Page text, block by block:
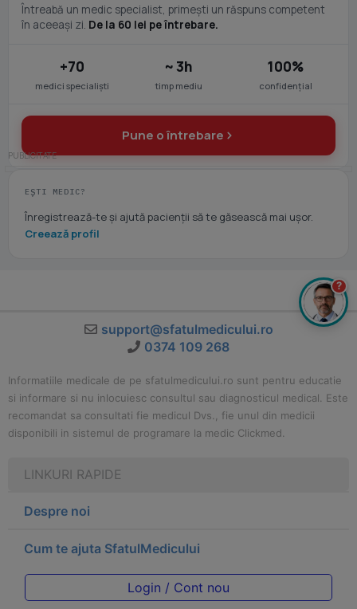
Întreabă un medic specialist, primești un răspuns competent
în aceeași zi. De la 60 lei pe întrebare.
+70
medici specialiști
~ 3h
timp mediu
100%
confidențial
Pune o întrebare
EȘTI MEDIC?
Înregistrează-te și ajută pacienții să te găsească mai ușor.
Creează profil
support@sfatulmedicului.ro
0374 109 268
Informatiile medicale de pe sfatulmedicului.ro sunt pentru educatie
si informare si nu inlocuiesc consultul sau diagnosticul medical. Este
recomandat sa consultati fie medicul Dvs., fie unul din medicii
disponibili in sistemul de programare la medic Clickmed.
LINKURI RAPIDE
Despre noi
Cum te ajuta SfatulMedicului
Login / Cont nou
?